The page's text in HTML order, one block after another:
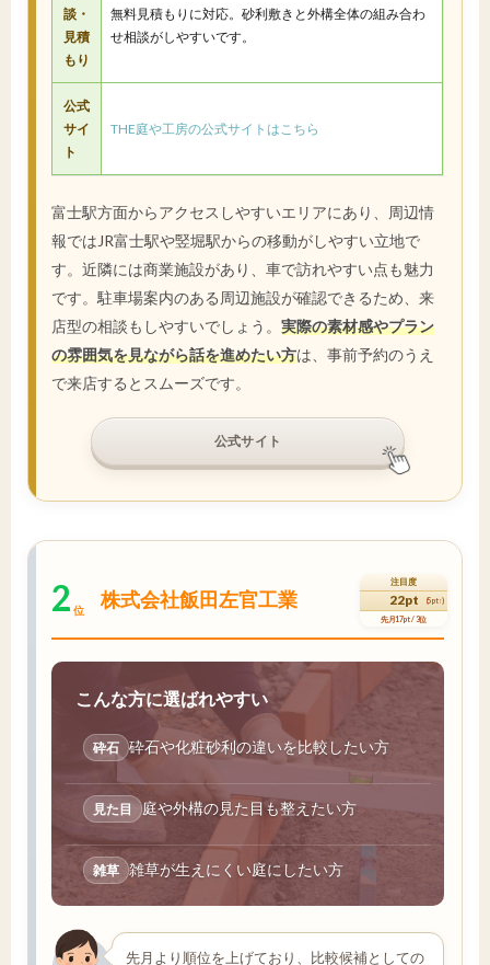
談・
見積
もり
無料見積もりに対応。砂利敷きと外構全体の組み合わ
せ相談がしやすいです。
公式
サイ
ト
THE庭や工房の公式サイトはこちら
富士駅方面からアクセスしやすいエリアにあり、周辺情
報ではJR富士駅や竪堀駅からの移動がしやすい立地で
す。近隣には商業施設があり、車で訪れやすい点も魅力
です。駐車場案内のある周辺施設が確認できるため、来
店型の相談もしやすいでしょう。 実際の素材感やプラン
の雰囲気を見ながら話を進めたい方は、事前予約のうえ
で来店するとスムーズです。
公式サイト
2 位 株式会社飯田左官工業
注目度
22pt (5pt↑)
先月17pt / 3位
こんな方に選ばれやすい
砕石 砕石や化粧砂利の違いを比較したい方
見た目 庭や外構の見た目も整えたい方
雑草 雑草が生えにくい庭にしたい方
先月より順位を上げており、比較候補としての